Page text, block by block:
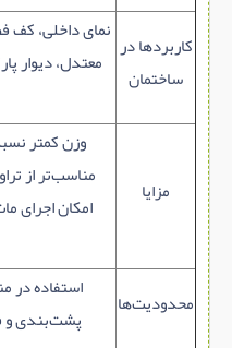
کاربردها در
ساختمان
نمای داخلی، کف
معتدل، دیوار
مزایا
وزن کمتر
مناسب‌تر از
امکان اجرای
محدودیت‌ها
استفاده در
پشت‌بندی و